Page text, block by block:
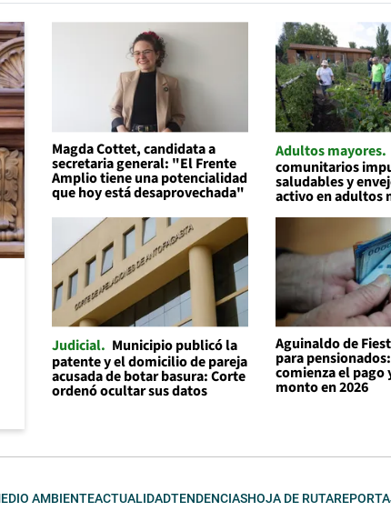
Magda Cottet, candidata a
secretaria general: "El Frente
Amplio tiene una potencialidad
que hoy está desaprovechada"
Adultos mayores
comunitarios
saludables y
activo en adultos
Judicial
Municipio publicó la
patente y el domicilio de pareja
acusada de botar basura: Corte
ordenó ocultar sus datos
Aguinaldo de
para
comienza el pago
monto en 2026
AMBIENTEACTUALIDADTENDENCIASHOJA DE RUTA